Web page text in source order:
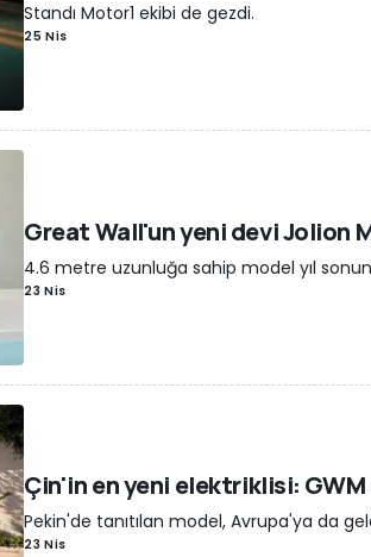
Standı Motor1 ekibi de gezdi.
25 Nis
Great Wall'un yeni devi Jolion
4.6 metre uzunluğa sahip model yıl
23 Nis
Çin'in en yeni elektriklisi: GWM
Pekin'de tanıtılan model, Avrupa'ya da
23 Nis